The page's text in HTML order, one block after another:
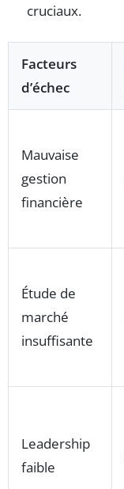
cruciaux.
Facteurs
d’échec
Mauvaise
gestion
financière
Étude de
marché
insuffisante
Leadership
faible